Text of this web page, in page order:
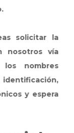
Para
de
nosotros a
darle